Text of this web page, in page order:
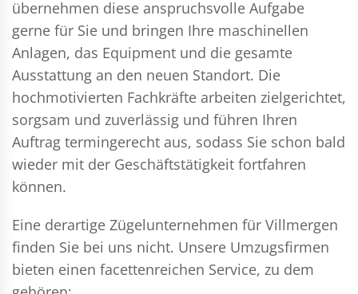
übernehmen diese anspruchsvolle Aufgabe
gerne für Sie und bringen Ihre maschinellen
Anlagen, das Equipment und die gesamte
Ausstattung an den neuen Standort. Die
hochmotivierten Fachkräfte arbeiten zielgerichtet,
sorgsam und zuverlässig und führen Ihren
Auftrag termingerecht aus, sodass Sie schon bald
wieder mit der Geschäftstätigkeit fortfahren
können.
Eine derartige Zügelunternehmen für Villmergen
finden Sie bei uns nicht. Unsere Umzugsfirmen
bieten einen facettenreichen Service, zu dem